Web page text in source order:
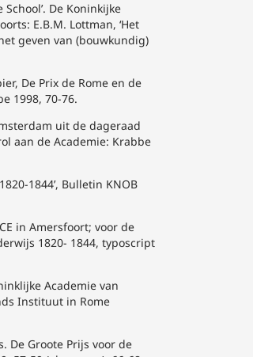
De Koninkijke
E.B.M. Lottman, ‘Het
geven van (bouwkundig)
De Prix de Rome en de
1998, 70-76.
uit de dageraad
aan de Academie: Krabbe
1844’, Bulletin KNOB
in Amersfoort; voor de
1820- 1844, typoscript
Academie van
Instituut in Rome
De Groote Prijs voor de